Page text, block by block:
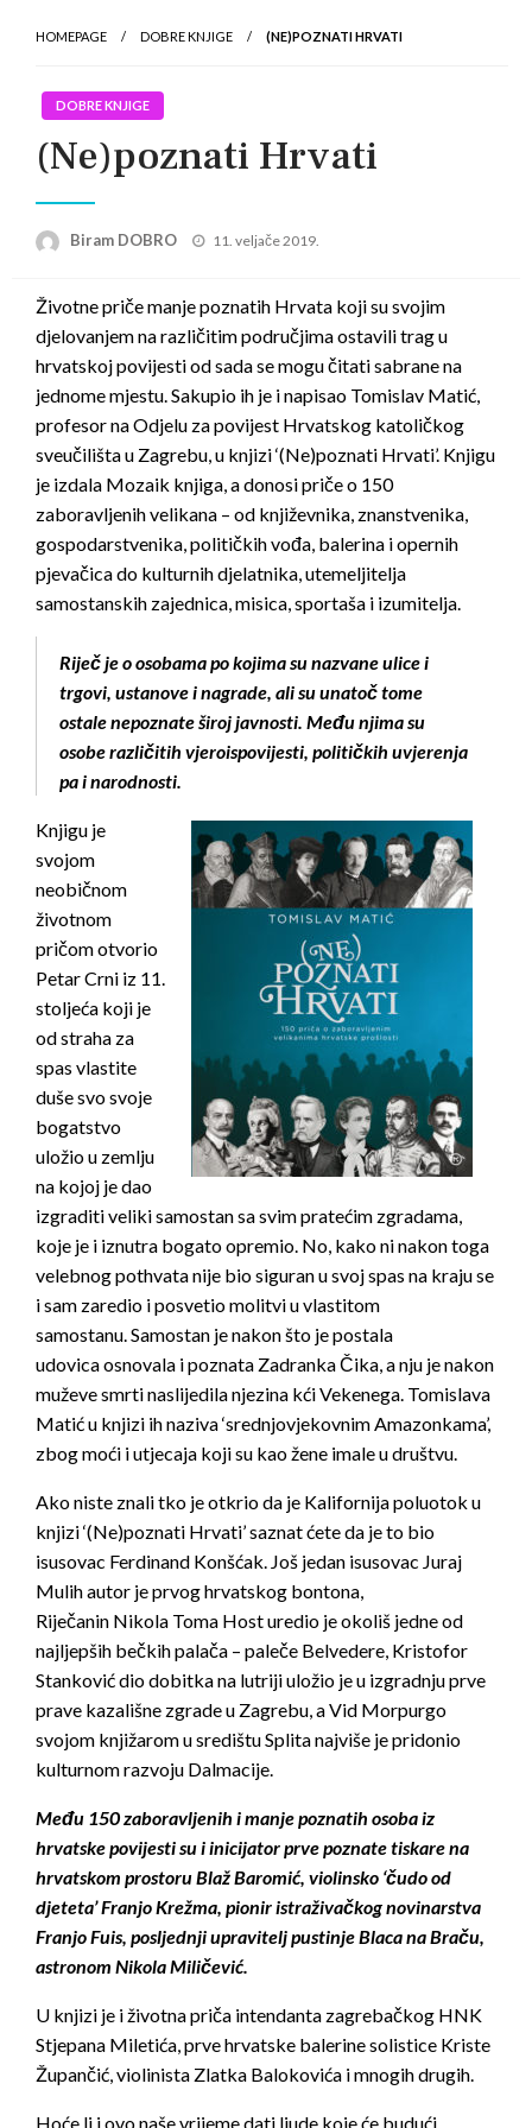
HOMEPAGE DOBRE KNJIGE (NE)POZNATI HRVATI
DOBRE KNJIGE
(Ne)poznati Hrvati
Biram DOBRO
Posted
11. veljače 2019.
Životne priče manje poznatih Hrvata koji su svojim
djelovanjem na različitim područjima ostavili trag u
hrvatskoj povijesti od sada se mogu čitati sabrane na
jednome mjestu. Sakupio ih je i napisao Tomislav Matić,
profesor na Odjelu za povijest Hrvatskog katoličkog
sveučilišta u Zagrebu, u knjizi ‘(Ne)poznati Hrvati’. Knjigu
je izdala Mozaik knjiga, a donosi priče o 150
zaboravljenih velikana – od književnika, znanstvenika,
gospodarstvenika, političkih vođa, balerina i opernih
pjevačica do kulturnih djelatnika, utemeljitelja
samostanskih zajednica, misica, sportaša i izumitelja.
Riječ je o osobama po kojima su nazvane ulice i
trgovi, ustanove i nagrade, ali su unatoč tome
ostale nepoznate široj javnosti. Među njima su
osobe različitih vjeroispovijesti, političkih uvjerenja
pa i narodnosti.
Knjigu je
svojom
neobičnom
životnom
pričom otvorio
Petar Crni iz 11.
stoljeća koji je
od straha za
spas vlastite
duše svo svoje
bogatstvo
uložio u zemlju
na kojoj je dao
izgraditi veliki samostan sa svim pratećim zgradama,
koje je i iznutra bogato opremio. No, kako ni nakon toga
velebnog pothvata nije bio siguran u svoj spas na kraju se
i sam zaredio i posvetio molitvi u vlastitom
samostanu. Samostan je nakon što je postala
udovica osnovala i poznata Zadranka Čika, a nju je nakon
muževe smrti naslijedila njezina kći Vekenega. Tomislava
Matić u knjizi ih naziva ‘srednjovjekovnim Amazonkama’,
zbog moći i utjecaja koji su kao žene imale u društvu.
Ako niste znali tko je otkrio da je Kalifornija poluotok u
knjizi ‘(Ne)poznati Hrvati’ saznat ćete da je to bio
isusovac Ferdinand Konšćak. Još jedan isusovac Juraj
Mulih autor je prvog hrvatskog bontona,
Riječanin Nikola Toma Host uredio je okoliš jedne od
najljepših bečkih palača – paleče Belvedere, Kristofor
Stanković dio dobitka na lutriji uložio je u izgradnju prve
prave kazališne zgrade u Zagrebu, a Vid Morpurgo
svojom knjižarom u središtu Splita najviše je pridonio
kulturnom razvoju Dalmacije.
Među 150 zaboravljenih i manje poznatih osoba iz
hrvatske povijesti su i inicijator prve poznate tiskare na
hrvatskom prostoru Blaž Baromić, violinsko ‘čudo od
djeteta’ Franjo Krežma, pionir istraživačkog novinarstva
Franjo Fuis, posljednji upravitelj pustinje Blaca na Braču,
astronom Nikola Miličević.
U knjizi je i životna priča intendanta zagrebačkog HNK
Stjepana Miletića, prve hrvatske balerine solistice Kriste
Župančić, violinista Zlatka Balokovića i mnogih drugih.
Hoće li i ovo naše vrijeme dati ljude koje će budući